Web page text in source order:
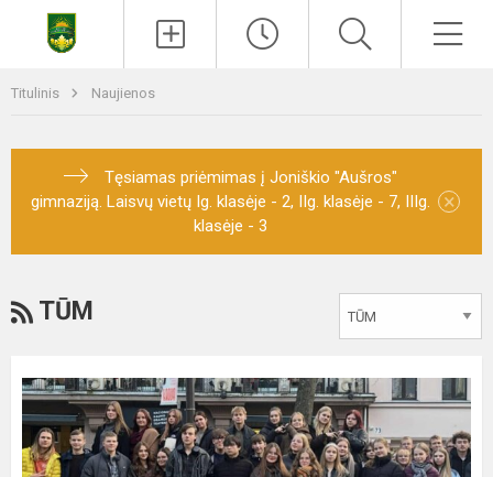
Titulinis Naujienos
Tęsiamas priėmimas į Joniškio "Aušros"
gimnaziją. Laisvų vietų Ig. klasėje - 2, IIg. klasėje - 7, IIIg.
klasėje - 3
×
TŪM